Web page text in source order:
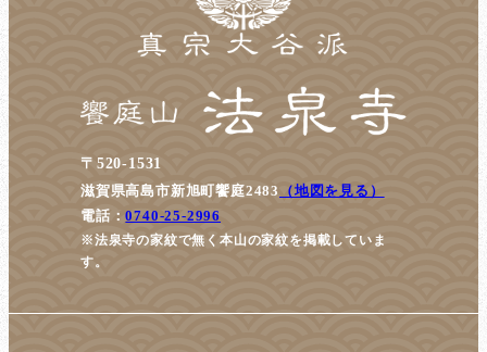
〒520-1531
滋賀県高島市新旭町饗庭2483
（地図を見る）
電話：0740-25-2996
※法泉寺の家紋で無く本山の家紋を掲載していま
す。